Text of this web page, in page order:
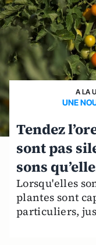
A LA
UNE
Tendez
sont pas
sons
Lorsqu'elles
plantes sont
particuliers,